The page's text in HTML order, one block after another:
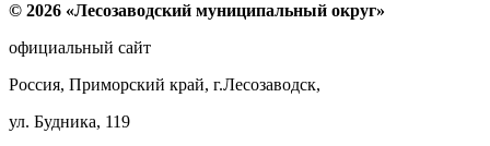
© 2026 «Лесозаводский муниципальный округ»
официальный сайт
Россия, Приморский край, г.Лесозаводск,
ул. Будника, 119